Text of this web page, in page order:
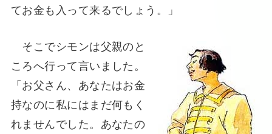
てお金も入って来るでしょう。」
そこでシモンは父親のと
ころへ行って言いました。
「お父さん、あなたはお金
持なのに私にはまだ何もく
れませんでした。あなたの